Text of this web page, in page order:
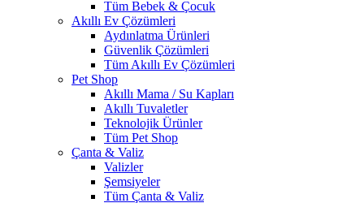
Tüm Bebek & Çocuk
Akıllı Ev Çözümleri
Aydınlatma Ürünleri
Güvenlik Çözümleri
Tüm Akıllı Ev Çözümleri
Pet Shop
Akıllı Mama / Su Kapları
Akıllı Tuvaletler
Teknolojik Ürünler
Tüm Pet Shop
Çanta & Valiz
Valizler
Şemsiyeler
Tüm Çanta & Valiz